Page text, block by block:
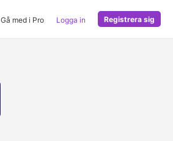
Gå med i Pro Logga in Registrera sig